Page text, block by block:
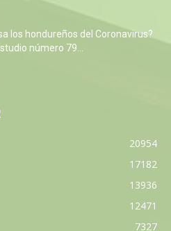
los hondureños del Coronavirus?
número 79...
20954
17182
13936
12471
7327